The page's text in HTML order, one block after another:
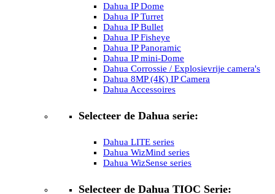
Dahua IP Dome
Dahua IP Turret
Dahua IP Bullet
Dahua IP Fisheye
Dahua IP Panoramic
Dahua IP mini-Dome
Dahua Corrossie / Explosievrije camera's
Dahua 8MP (4K) IP Camera
Dahua Accessoires
Selecteer de Dahua serie:
Dahua LITE series
Dahua WizMind series
Dahua WizSense series
Selecteer de Dahua TIOC Serie: